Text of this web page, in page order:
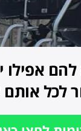
אפילו
לכל אותם